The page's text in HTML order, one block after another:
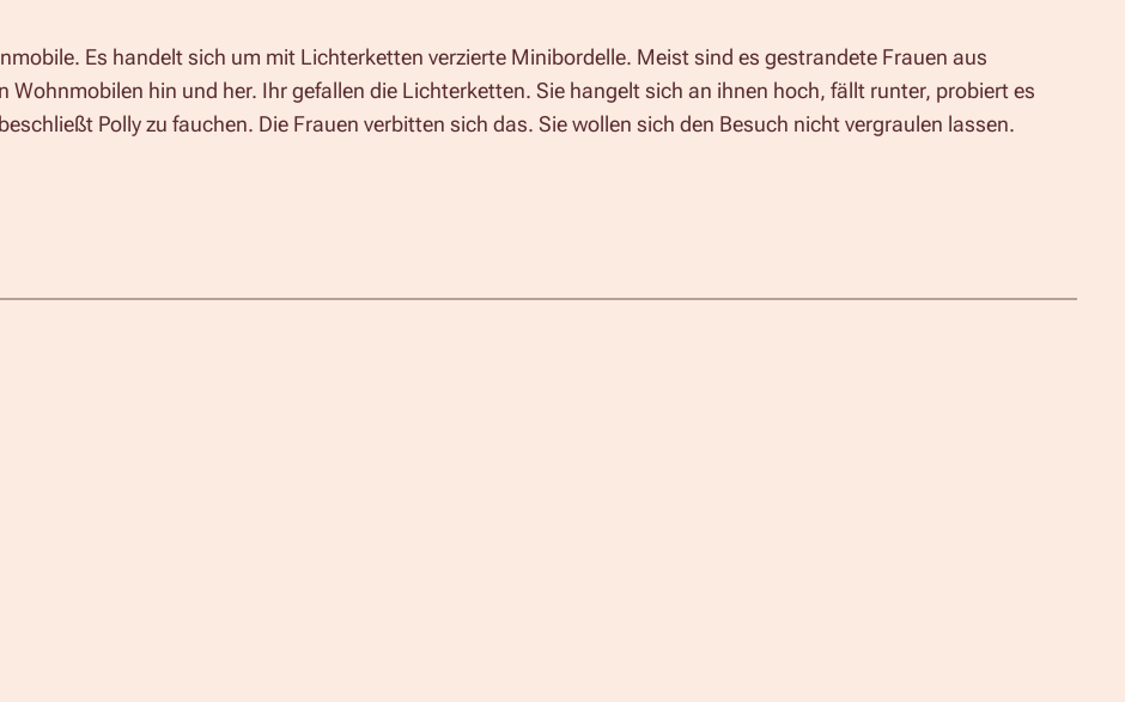
Es handelt sich um mit Lichterketten verzierte Minibordelle. Meist sind es gestrandete Frauen aus
Wohnmobilen hin und her. Ihr gefallen die Lichterketten. Sie hangelt sich an ihnen hoch, fällt runter, probiert es
Polly zu fauchen. Die Frauen verbitten sich das. Sie wollen sich den Besuch nicht vergraulen lassen.